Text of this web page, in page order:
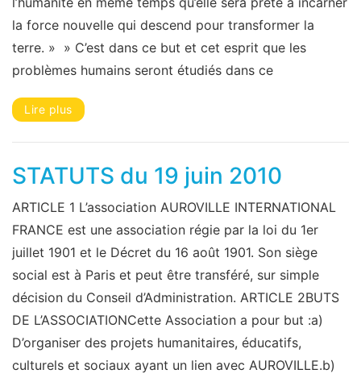
la force nouvelle qui descend pour transformer la
terre. » » C’est dans ce but et cet esprit que les
problèmes humains seront étudiés dans ce
Lire plus
STATUTS du 19 juin 2010
ARTICLE 1 L’association AUROVILLE INTERNATIONAL
FRANCE est une association régie par la loi du 1er
juillet 1901 et le Décret du 16 août 1901. Son siège
social est à Paris et peut être transféré, sur simple
décision du Conseil d’Administration. ARTICLE 2BUTS
DE L’ASSOCIATIONCette Association a pour but :a)
D’organiser des projets humanitaires, éducatifs,
culturels et sociaux ayant un lien avec AUROVILLE.b)